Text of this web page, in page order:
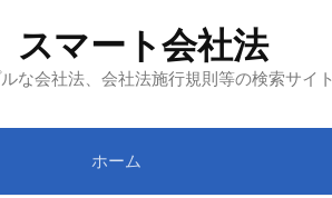
スマート会社法
な会社法、会社法施行規則等の検索サイト
ホーム